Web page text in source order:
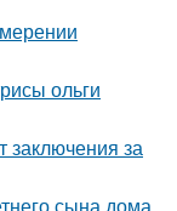
ольги
заключения за